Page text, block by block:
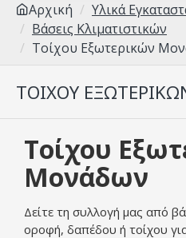
Αρχική
Υλικά
Βάσεις Κλιματιστικών
Τοίχου Εξωτερικών
ΤΟΊΧΟΥ
Τοίχου
Μονάδων
Δείτε τη συλλογή μας από
οροφή, δαπέδου ή τοίχου